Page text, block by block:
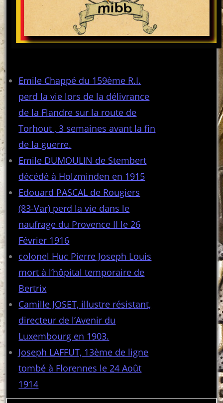
Emile Chappé du 159ème R.I.
perd la vie lors de la délivrance
de la Flandre sur la route de
Torhout , 3 semaines avant la fin
de la guerre.
Emile DUMOULIN de Stembert
décédé à Holzminden en 1915
Edouard PASCAL de Rougiers
(83-Var) perd la vie dans le
naufrage du Provence II le 26
Février 1916
colonel Huc Pierre Joseph Louis
mort à l’hôpital temporaire de
Bertrix
Camille JOSET, illustre résistant,
directeur de l’Avenir du
Luxembourg en 1903.
Joseph LAFFUT, 13ème de ligne
tombé à Florennes le 24 Août
1914